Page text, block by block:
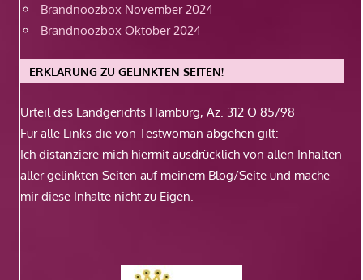
Brandnoozbox November 2024
Brandnoozbox Oktober 2024
ERKLÄRUNG ZU GELINKTEN SEITEN!
Urteil des Landgerichts Hamburg, Az. 312 O 85/98
Für alle Links die von Testwoman abgehen gilt:
Ich distanziere mich hiermit ausdrücklich von allen Inhalten
aller gelinkten Seiten auf meinem Blog/Seite und mache
mir diese Inhalte nicht zu Eigen.